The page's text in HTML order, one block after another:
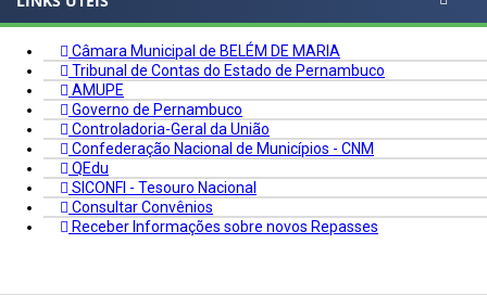
Câmara Municipal de BELÉM DE MARIA
Tribunal de Contas do Estado de Pernambuco
AMUPE
Governo de Pernambuco
Controladoria-Geral da União
Confederação Nacional de Municípios - CNM
QEdu
SICONFI - Tesouro Nacional
Consultar Convênios
Receber Informações sobre novos Repasses